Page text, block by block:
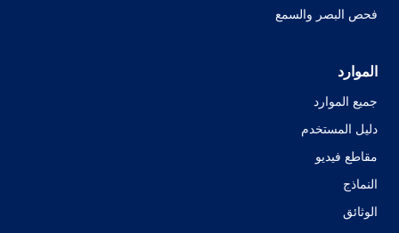
فحص البصر والسمع
الموارد
جميع الموارد
دليل المستخدم
مقاطع فيديو
النماذج
الوثائق